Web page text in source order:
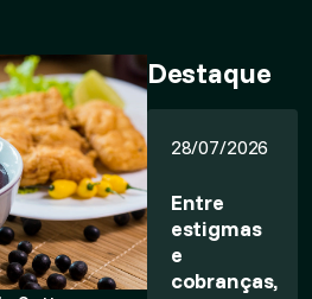
Destaque
28/07/2026
Entre
estigmas
e
cobranças,